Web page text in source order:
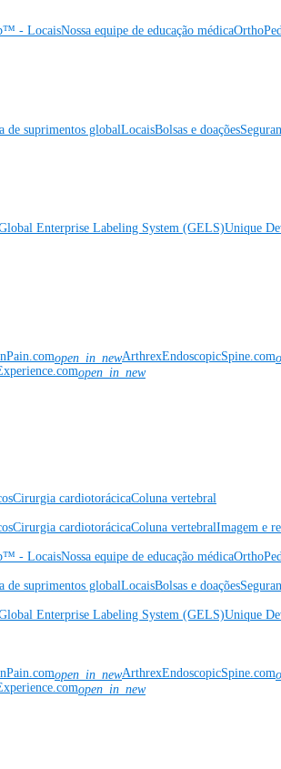
- LocaisNossa equipe de educação médica
de suprimentos globalLocaisBolsas e doações
Enterprise Labeling System (GELS)Unique
open_in_newArthrexEndoscopicSpine.com
open_in_new
Cirurgia cardiotorácicaColuna vertebral
Cirurgia cardiotorácicaColuna vertebralImagem e
- LocaisNossa equipe de educação médica
de suprimentos globalLocaisBolsas e doações
Enterprise Labeling System (GELS)Unique
open_in_newArthrexEndoscopicSpine.com
open_in_new